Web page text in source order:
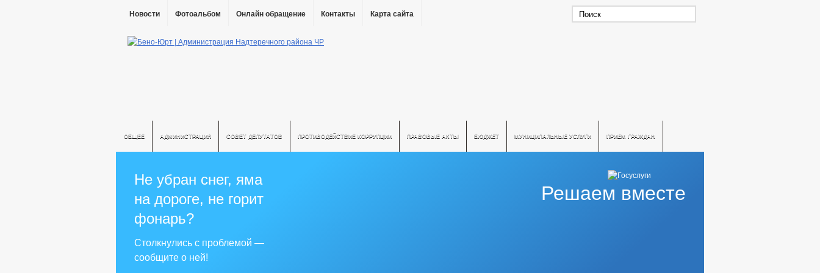
Новости Фотоальбом Онлайн обращение Контакты Карта сайта
ОБЩЕЕ АДМИНИСТРАЦИЯ СОВЕТ ДЕПУТАТОВ ПРОТИВОДЕЙСТВИЕ КОРРУПЦИИ ПРАВОВЫЕ АКТЫ БЮДЖЕТ МУНИЦИПАЛЬНЫЕ УСЛУГИ ПРИЕМ ГРАЖДАН
Решаем вместе
Не убран снег, яма
на дороге, не горит
фонарь?
Столкнулись с проблемой —
сообщите о ней!